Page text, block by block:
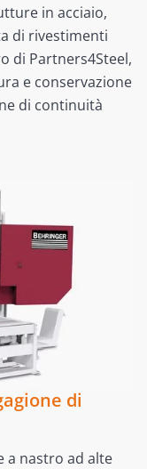
in acciaio,
di rivestimenti
di Partners4Steel,
e conservazione
di continuità
di
a nastro ad alte